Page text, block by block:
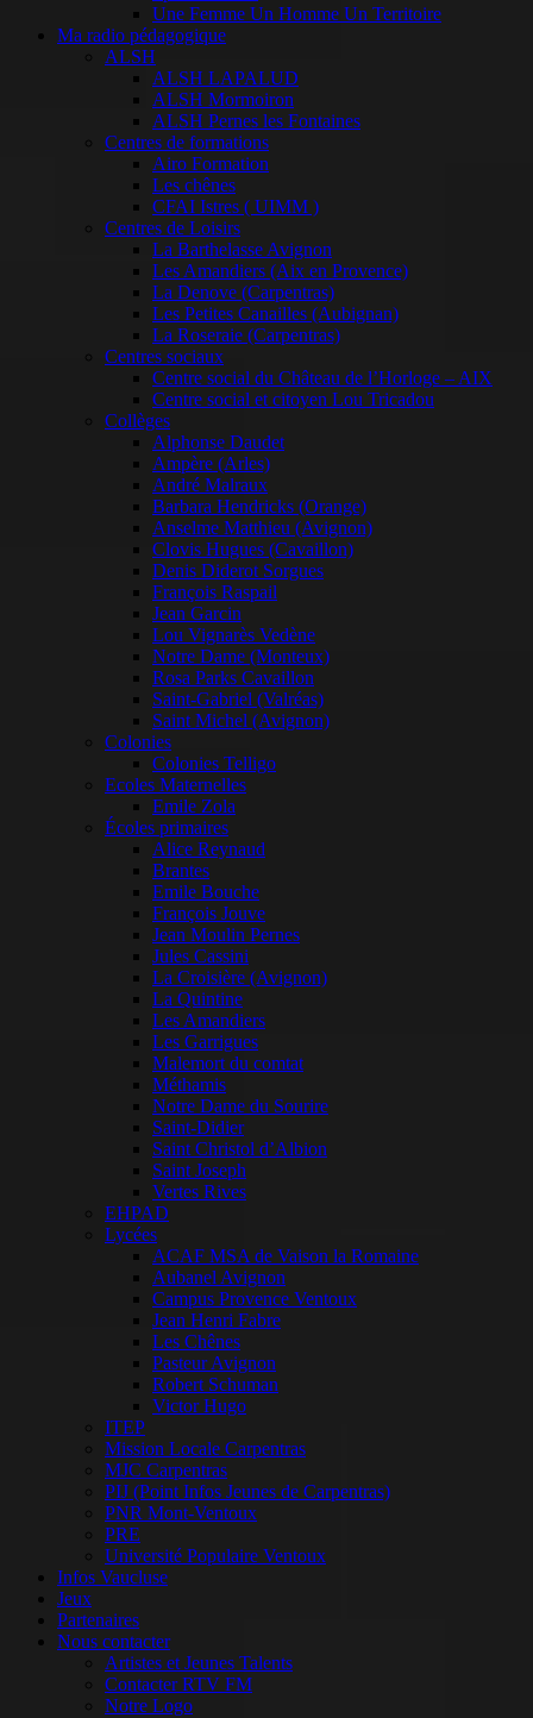
Une Femme Un Homme Un Territoire
Ma radio pédagogique
ALSH
ALSH LAPALUD
ALSH Mormoiron
ALSH Pernes les Fontaines
Centres de formations
Airo Formation
Les chênes
CFAI Istres ( UIMM )
Centres de Loisirs
La Barthelasse Avignon
Les Amandiers (Aix en Provence)
La Denove (Carpentras)
Les Petites Canailles (Aubignan)
La Roseraie (Carpentras)
Centres sociaux
Centre social du Château de l’Horloge – AIX
Centre social et citoyen Lou Tricadou
Collèges
Alphonse Daudet
Ampère (Arles)
André Malraux
Barbara Hendricks (Orange)
Anselme Matthieu (Avignon)
Clovis Hugues (Cavaillon)
Denis Diderot Sorgues
François Raspail
Jean Garcin
Lou Vignarès Vedène
Notre Dame (Monteux)
Rosa Parks Cavaillon
Saint-Gabriel (Valréas)
Saint Michel (Avignon)
Colonies
Colonies Telligo
Ecoles Maternelles
Emile Zola
Écoles primaires
Alice Reynaud
Brantes
Emile Bouche
François Jouve
Jean Moulin Pernes
Jules Cassini
La Croisière (Avignon)
La Quintine
Les Amandiers
Les Garrigues
Malemort du comtat
Méthamis
Notre Dame du Sourire
Saint-Didier
Saint Christol d’Albion
Saint Joseph
Vertes Rives
EHPAD
Lycées
ACAF MSA de Vaison la Romaine
Aubanel Avignon
Campus Provence Ventoux
Jean Henri Fabre
Les Chênes
Pasteur Avignon
Robert Schuman
Victor Hugo
ITEP
Mission Locale Carpentras
MJC Carpentras
PIJ (Point Infos Jeunes de Carpentras)
PNR Mont-Ventoux
PRE
Université Populaire Ventoux
Infos Vaucluse
Jeux
Partenaires
Nous contacter
Artistes et Jeunes Talents
Contacter RTV FM
Notre Logo